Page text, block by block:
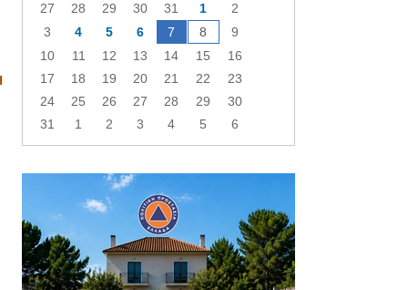
27 28 29 30 31 1
2
3
4 5 6 7 8
9
10
11 12 13 14 15
16
17
18 19 20 21 22
23
24
25 26 27 28 29
30
31
1 2 3 4 5 6